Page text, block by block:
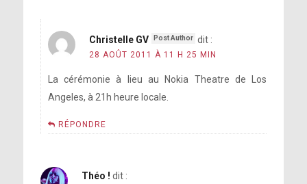
Christelle GV dit :
28 AOÛT 2011 À 11 H 25 MIN
La cérémonie à lieu au Nokia Theatre de Los
Angeles, à 21h heure locale.
RÉPONDRE
Théo ! dit :